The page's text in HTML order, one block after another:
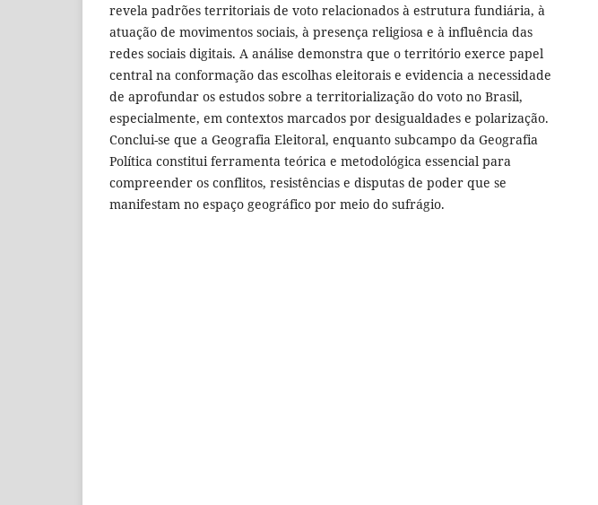
revela padrões territoriais de voto relacionados à estrutura fundiária, à
atuação de movimentos sociais, à presença religiosa e à influência das
redes sociais digitais. A análise demonstra que o território exerce papel
central na conformação das escolhas eleitorais e evidencia a necessidade
de aprofundar os estudos sobre a territorialização do voto no Brasil,
especialmente, em contextos marcados por desigualdades e polarização.
Conclui-se que a Geografia Eleitoral, enquanto subcampo da Geografia
Política constitui ferramenta teórica e metodológica essencial para
compreender os conflitos, resistências e disputas de poder que se
manifestam no espaço geográfico por meio do sufrágio.